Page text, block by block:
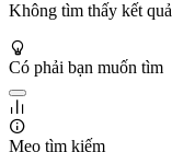
Không tìm thấy kết quả
Có phải bạn muốn tìm
Mẹo tìm kiếm